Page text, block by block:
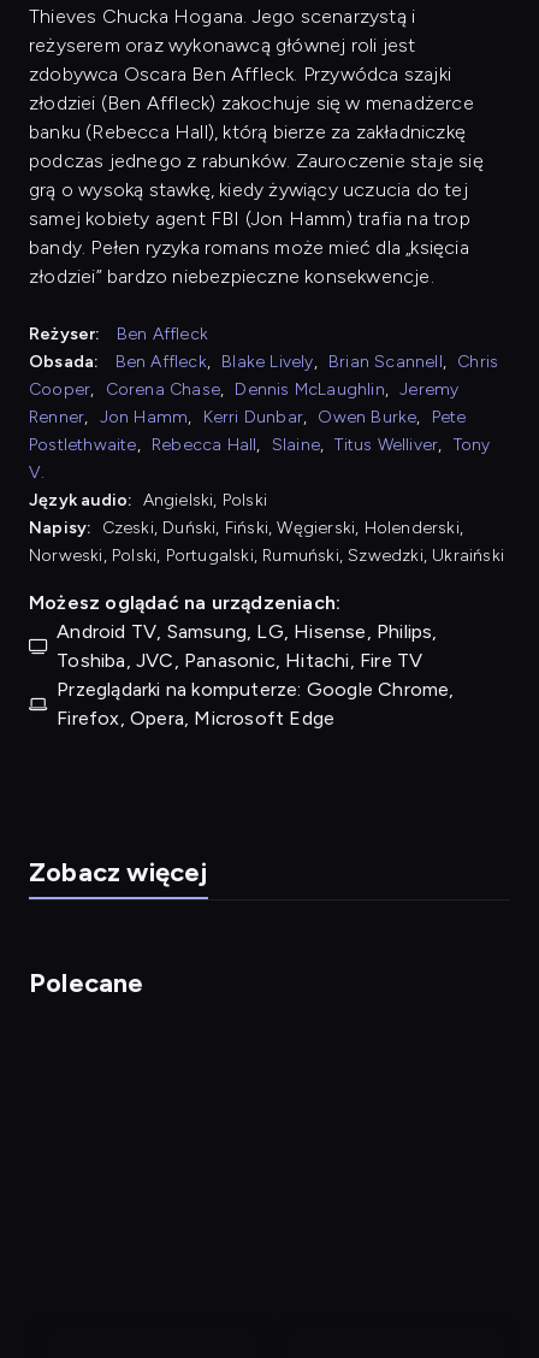
Thieves Chucka Hogana. Jego scenarzystą i
reżyserem oraz wykonawcą głównej roli jest
zdobywca Oscara Ben Affleck. Przywódca szajki
złodziei (Ben Affleck) zakochuje się w menadżerce
banku (Rebecca Hall), którą bierze za zakładniczkę
podczas jednego z rabunków. Zauroczenie staje się
grą o wysoką stawkę, kiedy żywiący uczucia do tej
samej kobiety agent FBI (Jon Hamm) trafia na trop
bandy. Pełen ryzyka romans może mieć dla „księcia
złodziei” bardzo niebezpieczne konsekwencje.
Reżyser:
Ben Affleck
Obsada:
Ben Affleck, Blake Lively, Brian Scannell, Chris
Cooper, Corena Chase, Dennis McLaughlin, Jeremy
Renner, Jon Hamm, Kerri Dunbar, Owen Burke,
Pete
Postlethwaite, Rebecca Hall, Slaine, Titus Welliver, Tony
V.
Język audio: Angielski, Polski
Napisy:
Czeski, Duński, Fiński, Węgierski, Holenderski,
Norweski, Polski, Portugalski, Rumuński, Szwedzki, Ukraiński
Możesz oglądać na urządzeniach:
Android TV, Samsung, LG, Hisense, Philips,
Toshiba, JVC, Panasonic, Hitachi, Fire TV
Przeglądarki na komputerze: Google Chrome,
Firefox, Opera, Microsoft Edge
Zobacz więcej
Polecane